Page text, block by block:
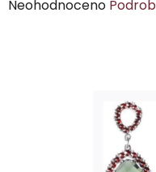
Průměrné
Neohodnoceno